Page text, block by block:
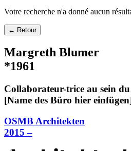
Votre recherche n'a donné aucun
← Retour
Margreth Blumer
*1961
Collaborateur-trice au sein
[Name des Büro hier
OSMB Architekten
2015 –